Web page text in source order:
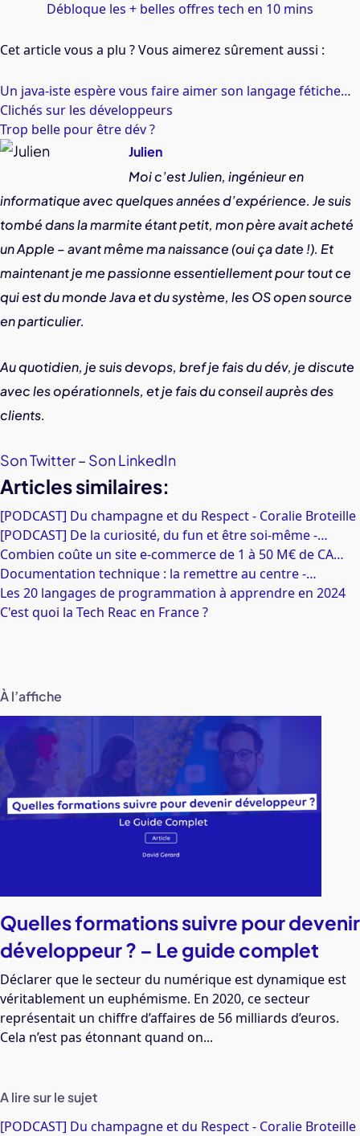
Débloque les + belles offres tech en 10 mins
Cet article vous a plu ? Vous aimerez sûrement aussi :
Un java-iste espère vous faire aimer son langage fétiche…
Clichés sur les développeurs
Trop belle pour être dév ?
Julien
Moi c’est Julien, ingénieur en
informatique avec quelques années d’expérience. Je suis
tombé dans la marmite étant petit, mon père avait acheté
un Apple – avant même ma naissance (oui ça date !). Et
maintenant je me passionne essentiellement pour tout ce
qui est du monde Java et du système, les OS open source
en particulier.
Au quotidien, je suis devops, bref je fais du dév, je discute
avec les opérationnels, et je fais du conseil auprès des
clients.
Son Twitter– Son LinkedIn
Articles similaires:
[PODCAST] Du champagne et du Respect - Coralie Broteille
[PODCAST] De la curiosité, du fun et être soi-même -…
Combien coûte un site e-commerce de 1 à 50 M€ de CA…
Documentation technique : la remettre au centre -…
Les 20 langages de programmation à apprendre en 2024
C'est quoi la Tech Reac en France ?
À l’affiche
Quelles formations suivre pour devenir
développeur ? – Le guide complet
Déclarer que le secteur du numérique est dynamique est
véritablement un euphémisme. En 2020, ce secteur
représentait un chiffre d’affaires de 56 milliards d’euros.
Cela n’est pas étonnant quand on...
A lire sur le sujet
[PODCAST] Du champagne et du Respect - Coralie Broteille